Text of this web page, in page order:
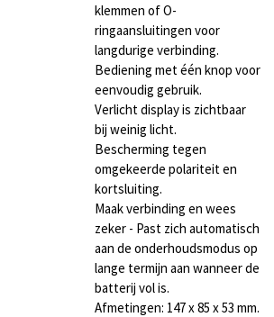
klemmen of O-
ringaansluitingen voor
langdurige verbinding.
Bediening met één knop voor
eenvoudig gebruik.
Verlicht display is zichtbaar
bij weinig licht.
Bescherming tegen
omgekeerde polariteit en
kortsluiting.
Maak verbinding en wees
zeker - Past zich automatisch
aan de onderhoudsmodus op
lange termijn aan wanneer de
batterij vol is.
Afmetingen: 147 x 85 x 53 mm.